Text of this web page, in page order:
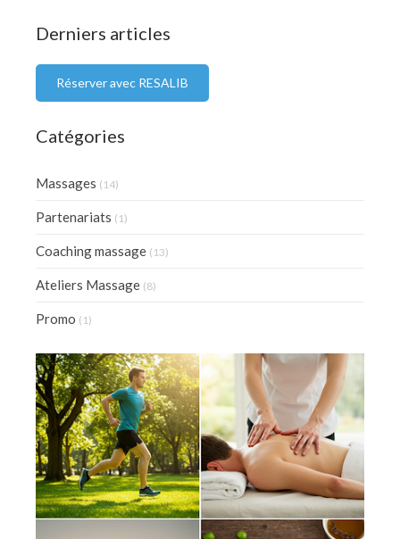
Derniers articles
Réserver avec RESALIB
Catégories
Massages (14)
Partenariats (1)
Coaching massage (13)
Ateliers Massage (8)
Promo (1)